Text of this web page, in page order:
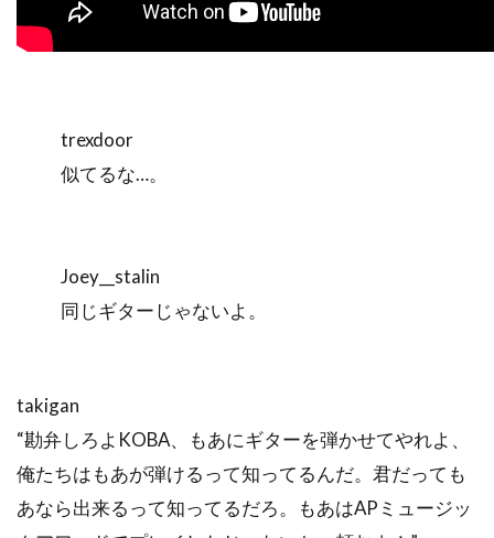
trexdoor
似てるな…。
Joey__stalin
同じギターじゃないよ。
takigan
“勘弁しろよKOBA、もあにギターを弾かせてやれよ、
俺たちはもあが弾けるって知ってるんだ。君だっても
あなら出来るって知ってるだろ。もあはAPミュージッ